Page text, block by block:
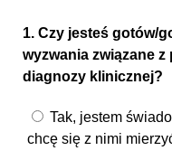
1. Czy jesteś gotów/
wyzwania związane
diagnozy klinicznej?
Tak, jestem
chcę się z nimi